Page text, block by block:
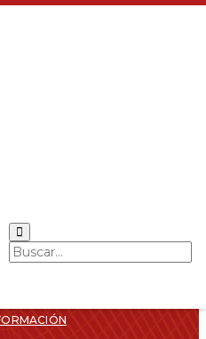
COMPRAR?